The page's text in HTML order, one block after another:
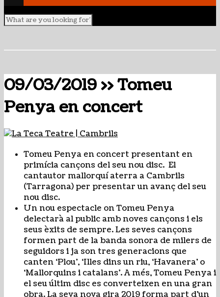
09/03/2019 >> Tomeu
Penya en concert
Tomeu Penya en concert presentant en
primícia cançons del seu nou disc. El
cantautor mallorquí aterra a Cambrils
(Tarragona) per presentar un avanç del seu
nou disc.
Un nou espectacle on Tomeu Penya
delectarà al public amb noves cançons i els
seus èxits de sempre. Les seves cançons
formen part de la banda sonora de milers de
seguidors i ja son tres generacions que
canten ‘Plou’, ‘Illes dins un riu, ‘Havanera’ o
‘Mallorquins i catalans’. A més, Tomeu Penya i
el seu últim disc es converteixen en una gran
obra. La seva nova gira 2019 forma part d’un